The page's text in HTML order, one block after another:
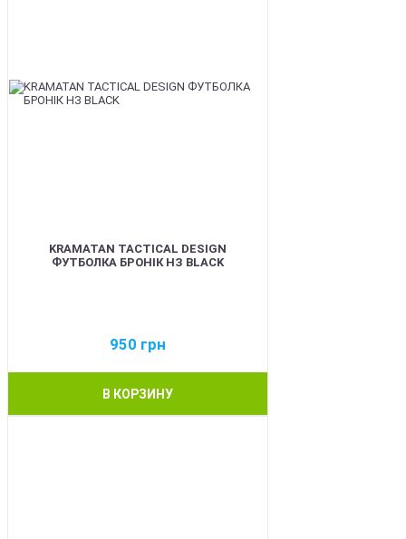
KRAMATAN TACTICAL DESIGN
ФУТБОЛКА БРОНІК НЗ BLACK
950 грн
В КОРЗИНУ